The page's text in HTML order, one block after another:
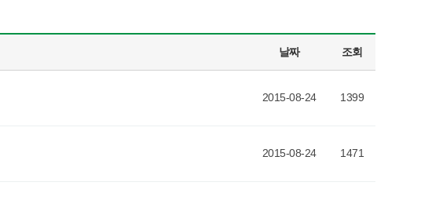
날짜 조회
2015-08-24 1399
2015-08-24 1471